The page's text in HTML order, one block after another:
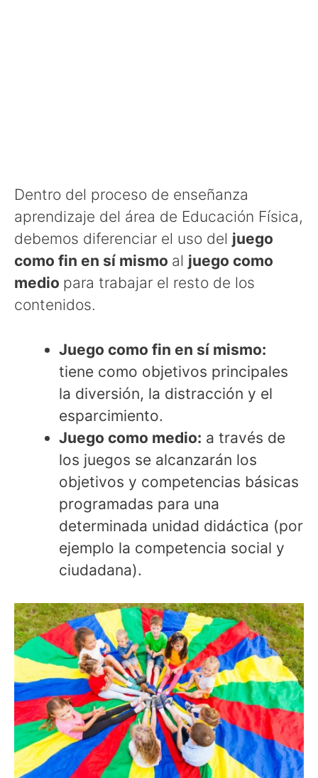
Dentro del proceso de enseñanza
aprendizaje del área de Educación Física,
debemos diferenciar el uso del juego
como fin en sí mismo al juego como
medio para trabajar el resto de los
contenidos.
Juego como fin en sí mismo:
tiene como objetivos principales
la diversión, la distracción y el
esparcimiento.
Juego como medio: a través de
los juegos se alcanzarán los
objetivos y competencias básicas
programadas para una
determinada unidad didáctica (por
ejemplo la competencia social y
ciudadana).